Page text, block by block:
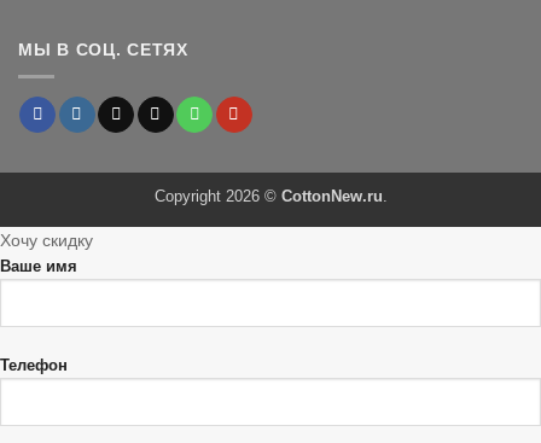
МЫ В СОЦ. СЕТЯХ
Copyright 2026 © CottonNew.ru.
Хочу скидку
Ваше имя
Телефон